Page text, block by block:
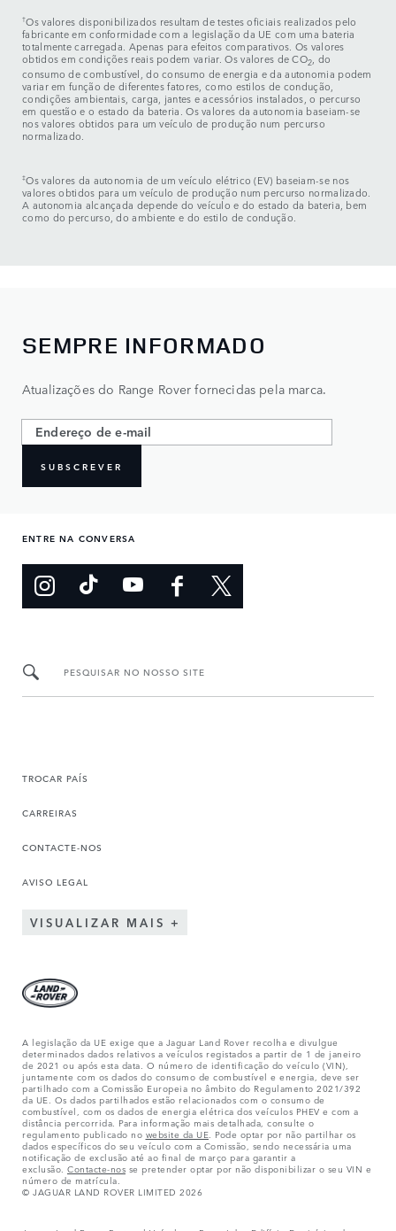
†Os valores disponibilizados resultam de testes oficiais realizados pelo
fabricante em conformidade com a legislação da UE com uma bateria
totalmente carregada. Apenas para efeitos comparativos. Os valores
obtidos em condições reais podem variar. Os valores de CO2, do
consumo de combustível, do consumo de energia e da autonomia podem
variar em função de diferentes fatores, como estilos de condução,
condições ambientais, carga, jantes e acessórios instalados, o percurso
em questão e o estado da bateria. Os valores da autonomia baseiam-se
nos valores obtidos para um veículo de produção num percurso
normalizado.
‡Os valores da autonomia de um veículo elétrico (EV) baseiam-se nos
valores obtidos para um veículo de produção num percurso normalizado.
A autonomia alcançada depende do veículo e do estado da bateria, bem
como do percurso, do ambiente e do estilo de condução.
SEMPRE INFORMADO
Atualizações do Range Rover fornecidas pela marca.
SUBSCREVER
ENTRE NA CONVERSA
PESQUISAR NO NOSSO SITE
TROCAR PAÍS
CARREIRAS
CONTACTE-NOS
AVISO LEGAL
VISUALIZAR MAIS
A legislação da UE exige que a Jaguar Land Rover recolha e divulgue
determinados dados relativos a veículos registados a partir de 1 de janeiro
de 2021 ou após esta data. O número de identificação do veículo (VIN),
juntamente com os dados do consumo de combustível e energia, deve ser
partilhado com a Comissão Europeia no âmbito do Regulamento 2021/392
da UE. Os dados partilhados estão relacionados com o consumo de
combustível, com os dados de energia elétrica dos veículos PHEV e com a
distância percorrida. Para informação mais detalhada, consulte o
regulamento publicado no website da UE . Pode optar por não partilhar os
dados específicos do seu veículo com a Comissão, sendo necessária uma
notificação de exclusão até ao final de março para garantir a
exclusão. Contacte-nos se pretender optar por não disponibilizar o seu VIN e
número de matrícula.
© JAGUAR LAND ROVER LIMITED 2026